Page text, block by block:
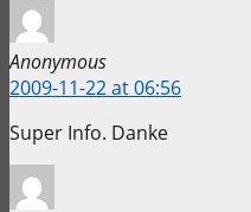
Anonymous
2009-11-22 at 06:56
Super Info. Danke